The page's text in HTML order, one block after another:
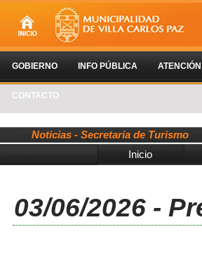
GOBIERNO INFO PÚBLICA
CONTACTO
Noticias - Secretaría de Turismo
Inicio
03/06/2026 -